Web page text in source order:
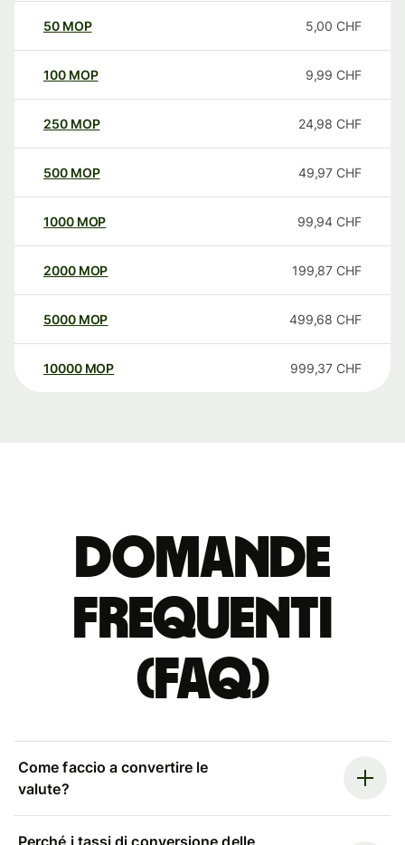
50 MOP 5,00 CHF
100 MOP 9,99 CHF
250 MOP 24,98 CHF
500 MOP 49,97 CHF
1000 MOP 99,94 CHF
2000 MOP 199,87 CHF
5000 MOP 499,68 CHF
10000 MOP 999,37 CHF
Domande
Frequenti
(FAQ)
Come faccio a convertire le
valute?
Perché i tassi di conversione delle